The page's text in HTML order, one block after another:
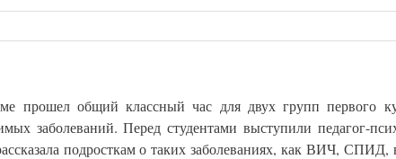
прошел общий классный час для двух групп первого
заболеваний. Перед студентами выступили педагог-
подросткам о таких заболеваниях, как ВИЧ,